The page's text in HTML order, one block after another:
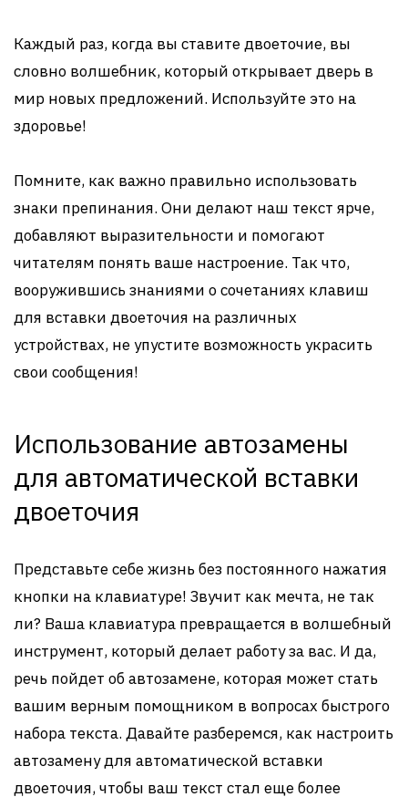
Каждый раз, когда вы ставите двоеточие, вы
словно волшебник, который открывает дверь в
мир новых предложений. Используйте это на
здоровье!
Помните, как важно правильно использовать
знаки препинания. Они делают наш текст ярче,
добавляют выразительности и помогают
читателям понять ваше настроение. Так что,
вооружившись знаниями о сочетаниях клавиш
для вставки двоеточия на различных
устройствах, не упустите возможность украсить
свои сообщения!
Использование автозамены
для автоматической вставки
двоеточия
Представьте себе жизнь без постоянного нажатия
кнопки на клавиатуре! Звучит как мечта, не так
ли? Ваша клавиатура превращается в волшебный
инструмент, который делает работу за вас. И да,
речь пойдет об автозамене, которая может стать
вашим верным помощником в вопросах быстрого
набора текста. Давайте разберемся, как настроить
автозамену для автоматической вставки
двоеточия, чтобы ваш текст стал еще более